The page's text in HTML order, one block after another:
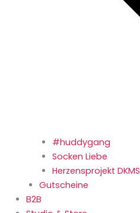
#huddygang
Socken Liebe
Herzensprojekt DKMS
Gutscheine
B2B